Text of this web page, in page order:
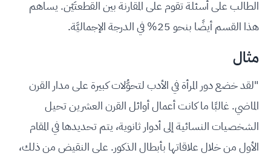
الطالب على أسئلة تقوم على المقارنة بين القطعتَيْن. يساهم
هذا القسم أيضًا بنحو 25% في الدرجة الإجماليَّة.
مثال
"لقد خضع دور المرأة في الأدب لتحوُّلات كبيرة على مدار القرن
الماضي. غالبًا ما كانت أعمال أوائل القرن العشرين تحيل
الشخصيات النسائية إلى أدوار ثانوية، يتم تحديدها في المقام
الأول من خلال علاقاتها بأبطال الذكور. على النقيض من ذلك،